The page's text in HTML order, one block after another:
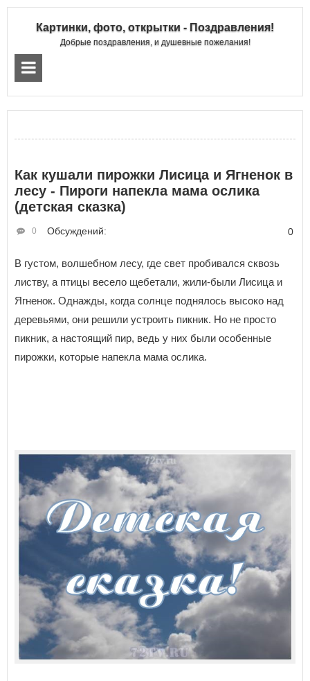
Картинки, фото, открытки - Поздравления!
Добрые поздравления, и душевные пожелания!
Как кушали пирожки Лисица и Ягненок в
лесу - Пироги напекла мама ослика
(детская сказка)
Обсуждений:
0 0
В густом, волшебном лесу, где свет пробивался сквозь
листву, а птицы весело щебетали, жили-были Лисица и
Ягненок. Однажды, когда солнце поднялось высоко над
деревьями, они решили устроить пикник. Но не просто
пикник, а настоящий пир, ведь у них были особенные
пирожки, которые напекла мама ослика.